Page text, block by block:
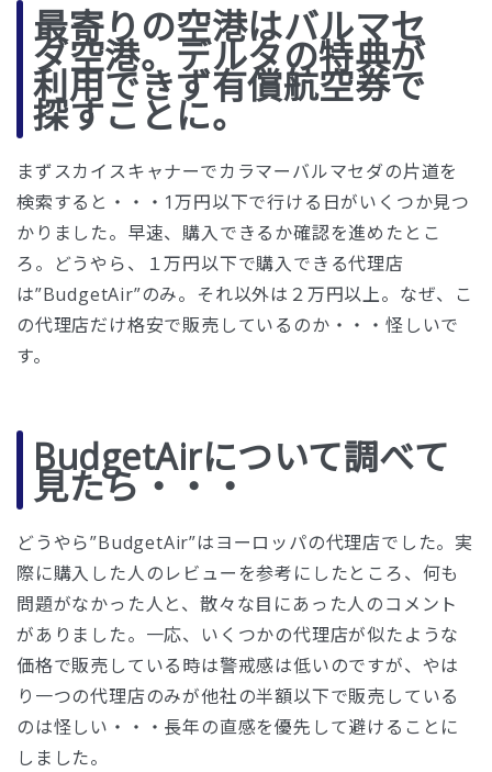
最寄りの空港はバルマセ
ダ空港。デルタの特典が
利用できず有償航空券で
探すことに。
まずスカイスキャナーでカラマーバルマセダの片道を
検索すると・・・1万円以下で行ける日がいくつか見つ
かりました。早速、購入できるか確認を進めたとこ
ろ。どうやら、１万円以下で購入できる代理店
は”BudgetAir”のみ。それ以外は２万円以上。なぜ、こ
の代理店だけ格安で販売しているのか・・・怪しいで
す。
BudgetAirについて調べて
見たら・・・
どうやら”BudgetAir”はヨーロッパの代理店でした。実
際に購入した人のレビューを参考にしたところ、何も
問題がなかった人と、散々な目にあった人のコメント
がありました。一応、いくつかの代理店が似たような
価格で販売している時は警戒感は低いのですが、やは
り一つの代理店のみが他社の半額以下で販売している
のは怪しい・・・長年の直感を優先して避けることに
しました。